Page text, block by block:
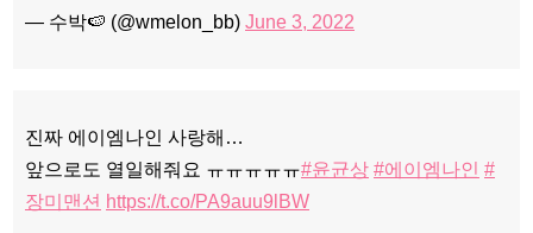
— 수박🍉 (@wmelon_bb) June 3, 2022
진짜 에이엠나인 사랑해…
앞으로도 열일해줘요 ㅠㅠㅠㅠㅠ#윤균상 #에이엠나인 #
장미맨션 https://t.co/PA9auu9lBW